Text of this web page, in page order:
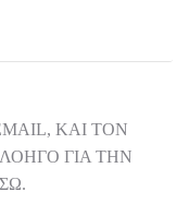
ΚΑΙ ΤΟΝ
ΓΙΑ ΤΗΝ